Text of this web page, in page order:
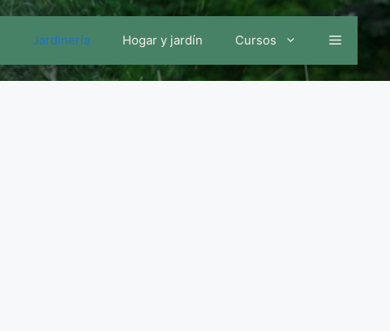
Jardinería Hogar y jardín Cursos